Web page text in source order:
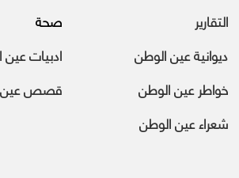
التقارير
صحة
ديوانية عين الوطن
ادبيات
خواطر عين الوطن
قصص عين
شعراء عين الوطن